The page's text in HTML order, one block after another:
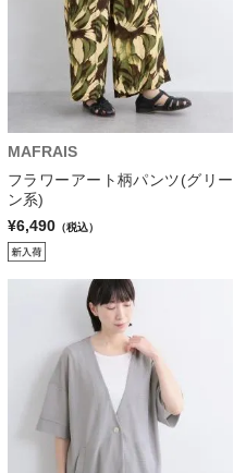
MAFRAIS
フラワーアート柄パンツ(グリー
ン系)
¥6,490 （税込）